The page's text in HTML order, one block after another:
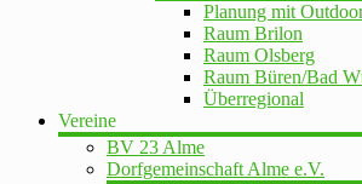
Planung mit
Raum Brilon
Raum Olsberg
Raum Büren/Bad
Überregional
Vereine
BV 23 Alme
Dorfgemeinschaft Alme e.V.